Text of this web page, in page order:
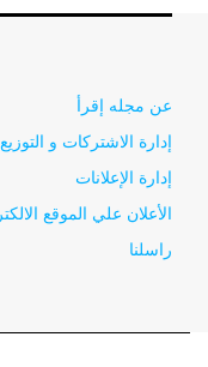
عن مجله إقرأ
إدارة الاشتركات و التوزيع
إدارة الإعلانات
الأعلان علي الموقع
راسلنا